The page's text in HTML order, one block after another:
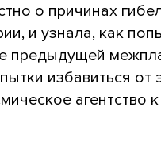
о причинах
и узнала, как
предыдущей
избавиться от
агентство